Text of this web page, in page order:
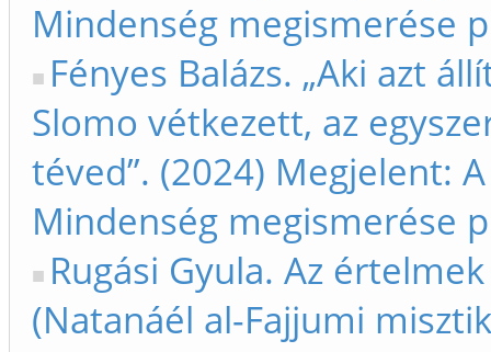
Mindenség megismerése
Fényes Balázs. „Aki azt
Slomo vétkezett, az
téved”. (2024) Megjelent: A
Mindenség megismerése
Rugási Gyula. Az
(Natanáél al-Fajjumi